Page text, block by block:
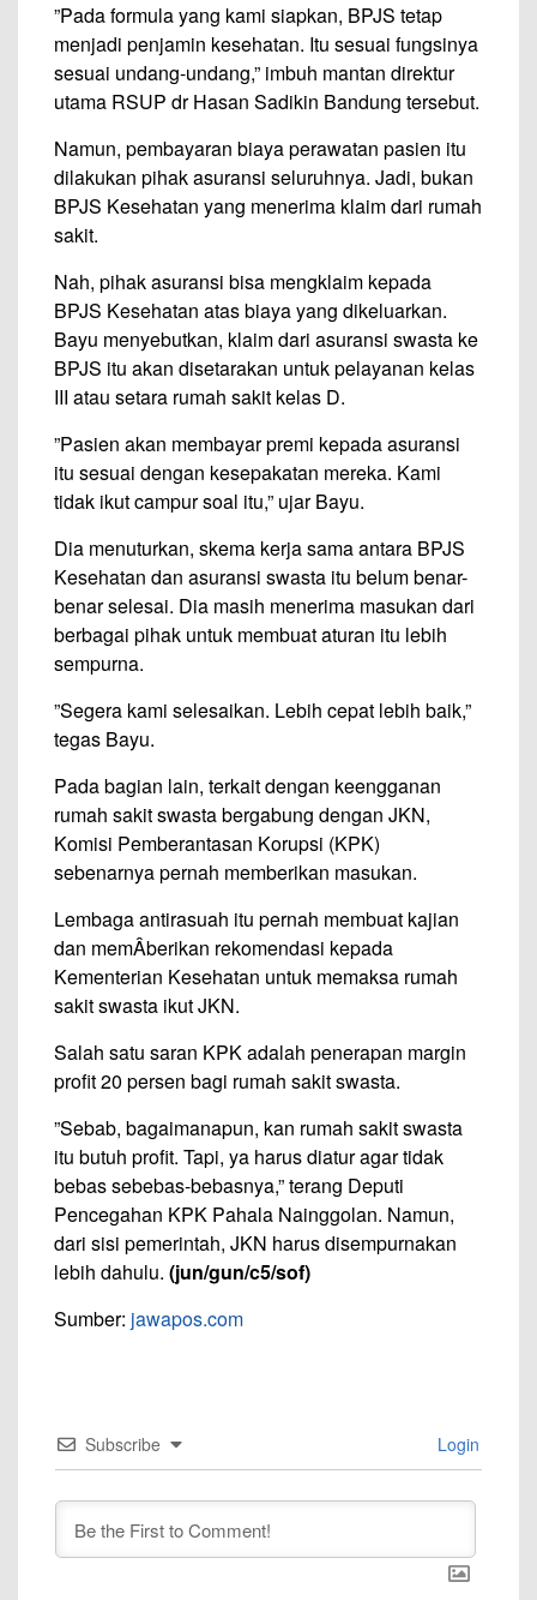
”Pada formula yang kami siapkan, BPJS tetap
menjadi penjamin kesehatan. Itu sesuai fungsinya
sesuai undang-undang,” imbuh mantan direktur
utama RSUP dr Hasan Sadikin Bandung tersebut.
Namun, pembayaran biaya perawatan pasien itu
dilakukan pihak asuransi seluruhnya. Jadi, bukan
BPJS Kesehatan yang menerima klaim dari rumah
sakit.
Nah, pihak asuransi bisa mengklaim kepada
BPJS Kesehatan atas biaya yang dikeluarkan.
Bayu menyebutkan, klaim dari asuransi swasta ke
BPJS itu akan disetarakan untuk pelayanan kelas
III atau setara rumah sakit kelas D.
”Pasien akan membayar premi kepada asuransi
itu sesuai dengan kesepakatan mereka. Kami
tidak ikut campur soal itu,” ujar Bayu.
Dia menuturkan, skema kerja sama antara BPJS
Kesehatan dan asuransi swasta itu belum benar-
benar selesai. Dia masih menerima masukan dari
berbagai pihak untuk membuat aturan itu lebih
sempurna.
”Segera kami selesaikan. Lebih cepat lebih baik,”
tegas Bayu.
Pada bagian lain, terkait dengan keengganan
rumah sakit swasta bergabung dengan JKN,
Komisi Pemberantasan Korupsi (KPK)
sebenarnya pernah memberikan masukan.
Lembaga antirasuah itu pernah membuat kajian
dan memÂ­berikan rekomendasi kepada
Kementerian Kesehatan untuk memaksa rumah
sakit swasta ikut JKN.
Salah satu saran KPK adalah penerapan margin
profit 20 persen bagi rumah sakit swasta.
”Sebab, bagaimanapun, kan rumah sakit swasta
itu butuh profit. Tapi, ya harus diatur agar tidak
bebas sebebas-bebasnya,” terang Deputi
Pencegahan KPK Pahala Nainggolan. Namun,
dari sisi pemerintah, JKN harus disempurnakan
lebih dahulu. (jun/gun/c5/sof)
Sumber: jawapos.com
Subscribe Login